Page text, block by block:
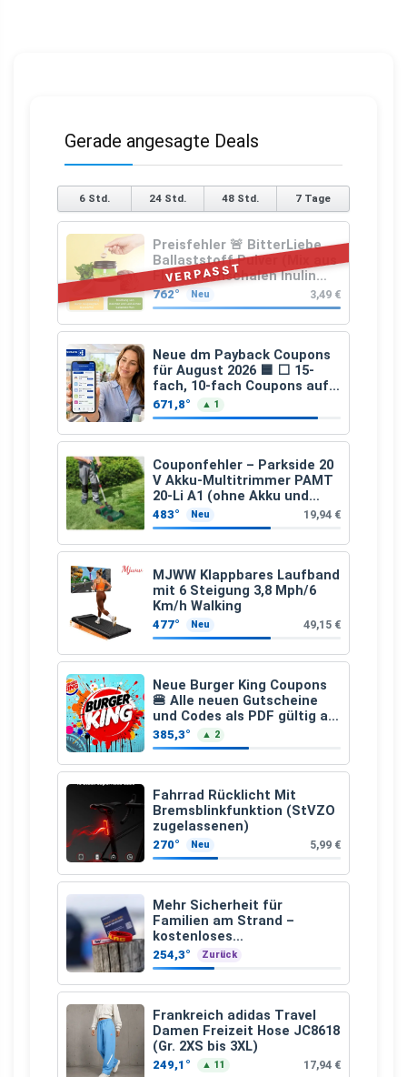
Gerade angesagte Deals
6 Std. 24 Std. 48 Std. 7 Tage
VERPASST
Preisfehler 🚨 BitterLiebe
Ballaststoff Pulver (Mix aus
Flohsamenschalen Inulin
(Präbiotika) Leinsamen &
Apfelfaser)
762° Neu 3,49 €
Neue dm Payback Coupons
für August 2026 🟦 ⬜ 15-
fach, 10-fach Coupons auf
den gesamten Einkauf ab 2
€
671,8° ▲ 1
Couponfehler – Parkside 20
V Akku-Multitrimmer PAMT
20-Li A1 (ohne Akku und
Ladegerät)
483° Neu 19,94 €
MJWW Klappbares Laufband
mit 6 Steigung 3,8 Mph/6
Km/h Walking
477° Neu 49,15 €
Neue Burger King Coupons
🍔 Alle neuen Gutscheine
und Codes als PDF gültig ab
25.07.2026 bis 04.09.2026
385,3° ▲ 2
Fahrrad Rücklicht Mit
Bremsblinkfunktion (StVZO
zugelassenen)
270° Neu 5,99 €
Mehr Sicherheit für
Familien am Strand –
kostenloses
Kindersuchband der DLRG
254,3° Zurück
Frankreich adidas Travel
Damen Freizeit Hose JC8618
(Gr. 2XS bis 3XL)
249,1° ▲ 11 17,94 €